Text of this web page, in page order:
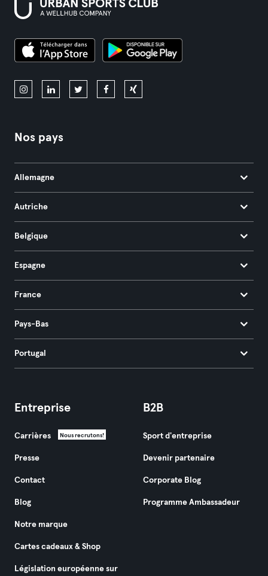
Nos pays
Allemagne
Autriche
Belgique
Espagne
France
Pays-Bas
Portugal
Entreprise
Carrières Nous recrutons!
Presse
Contact
Blog
Notre marque
Cartes cadeaux & Shop
Législation européenne sur
B2B
Sport d'entreprise
Devenir partenaire
Corporate Blog
Programme Ambassadeur